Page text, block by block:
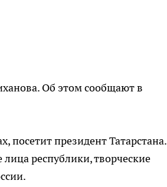
Об этом сообщают в
посетит президент Татарстана.
республики, творческие